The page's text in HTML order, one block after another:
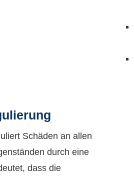
Schäden an allen
durch eine
dass die